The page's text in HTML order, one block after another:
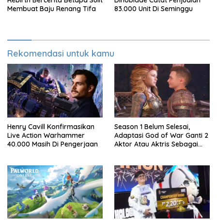
Membuat Baju Renang Tifa
83.000 Unit Di Seminggu
Rekomendasi untuk kamu
Henry Cavill Konfirmasikan
Live Action Warhammer
40.000 Masih Di Pengerjaan
Season 1 Belum Selesai,
Adaptasi God of War Ganti 2
Aktor Atau Aktris Sebagai